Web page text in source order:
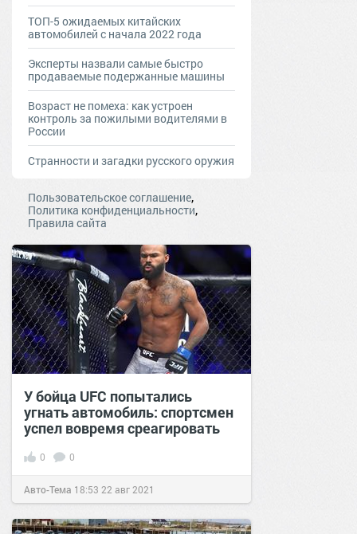
ТОП-5 ожидаемых китайских
автомобилей с начала 2022 года
Эксперты назвали самые быстро
продаваемые подержанные машины
Возраст не помеха: как устроен
контроль за пожилыми водителями в
России
Странности и загадки русского оружия
Пользовательское соглашение,
Политика конфиденциальности,
Правила сайта
У бойца UFC попытались
угнать автомобиль: спортсмен
успел вовремя среагировать
0 0
Авто-Тема 18:53 22 авг 2021